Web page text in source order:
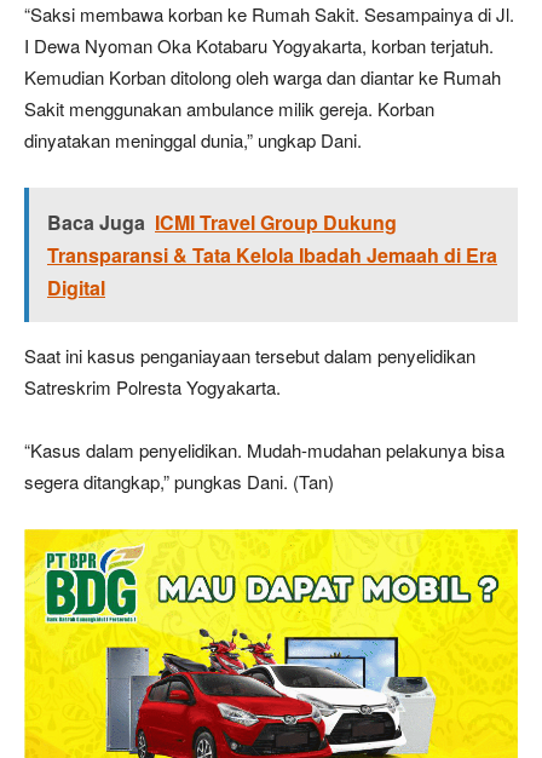
“Saksi membawa korban ke Rumah Sakit. Sesampainya di Jl.
I Dewa Nyoman Oka Kotabaru Yogyakarta, korban terjatuh.
Kemudian Korban ditolong oleh warga dan diantar ke Rumah
Sakit menggunakan ambulance milik gereja. Korban
dinyatakan meninggal dunia,” ungkap Dani.
Baca Juga ICMI Travel Group Dukung
Transparansi & Tata Kelola Ibadah Jemaah di Era
Digital
Saat ini kasus penganiayaan tersebut dalam penyelidikan
Satreskrim Polresta Yogyakarta.
“Kasus dalam penyelidikan. Mudah-mudahan pelakunya bisa
segera ditangkap,” pungkas Dani. (Tan)